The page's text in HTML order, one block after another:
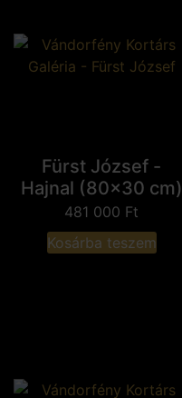
Fürst József -
Hajnal (80x30 cm)
481 000 Ft
Kosárba teszem